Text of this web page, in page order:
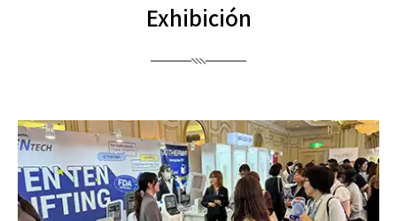
Exhibición